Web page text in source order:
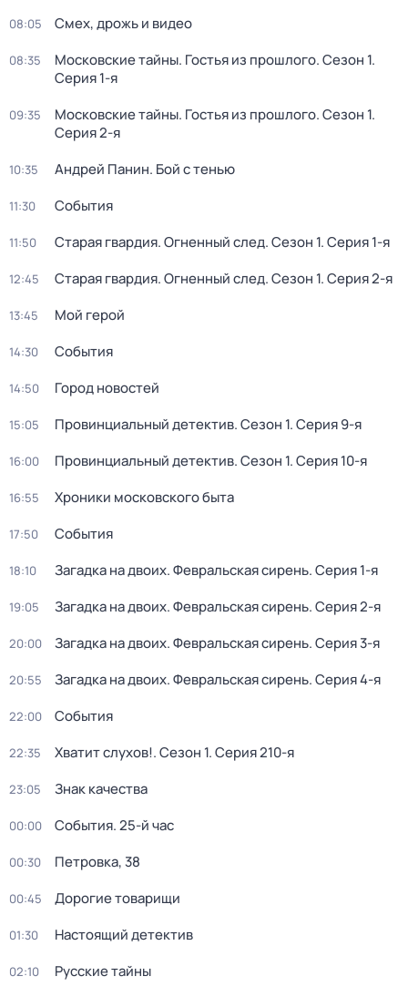
08:05 Смех, дрожь и видео
08:35 Московские тайны. Гостья из прошлого. Сезон 1.
Серия 1-я
09:35 Московские тайны. Гостья из прошлого. Сезон 1.
Серия 2-я
10:35 Андрей Панин. Бой с тенью
11:30 События
11:50 Старая гвардия. Огненный след. Сезон 1. Серия 1-я
12:45 Старая гвардия. Огненный след. Сезон 1. Серия 2-я
13:45 Мой герой
14:30 События
14:50 Город новостей
15:05 Провинциальный детектив. Сезон 1. Серия 9-я
16:00 Провинциальный детектив. Сезон 1. Серия 10-я
16:55 Хроники московского быта
17:50 События
18:10 Загадка на двоих. Февральская сирень. Серия 1-я
19:05 Загадка на двоих. Февральская сирень. Серия 2-я
20:00 Загадка на двоих. Февральская сирень. Серия 3-я
20:55 Загадка на двоих. Февральская сирень. Серия 4-я
22:00 События
22:35 Хватит слухов!. Сезон 1. Серия 210-я
23:05 Знак качества
00:00 События. 25-й час
00:30 Петровка, 38
00:45 Дорогие товарищи
01:30 Настоящий детектив
02:10 Русские тайны